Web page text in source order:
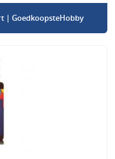
| GoedkoopsteHobby